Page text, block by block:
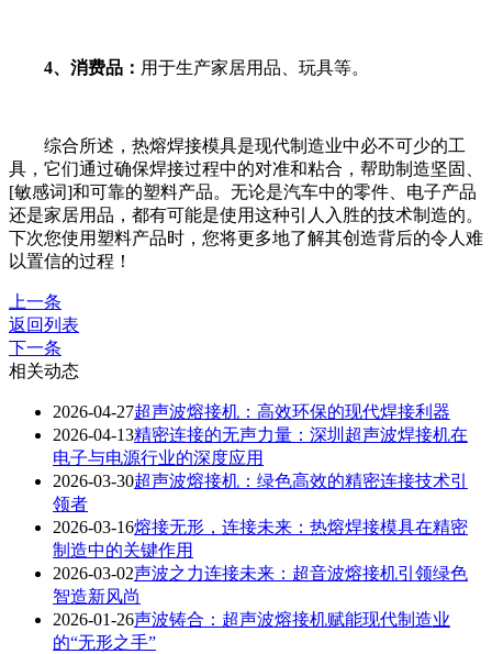
4、消费品： 用于生产家居用品、玩具等。
综合所述，热熔焊接模具是现代制造业中必不可少的工
具，它们通过确保焊接过程中的对准和粘合，帮助制造坚固、
[敏感词]和可靠的塑料产品。无论是汽车中的零件、电子产品
还是家居用品，都有可能是使用这种引人入胜的技术制造的。
下次您使用塑料产品时，您将更多地了解其创造背后的令人难
以置信的过程！
上一条
返回列表
下一条
相关动态
2026-04-27超声波熔接机：高效环保的现代焊接利器
2026-04-13精密连接的无声力量：深圳超声波焊接机在
电子与电源行业的深度应用
2026-03-30超声波熔接机：绿色高效的精密连接技术引
领者
2026-03-16熔接无形，连接未来：热熔焊接模具在精密
制造中的关键作用
2026-03-02声波之力连接未来：超音波熔接机引领绿色
智造新风尚
2026-01-26声波铸合：超声波熔接机赋能现代制造业
的“无形之手”